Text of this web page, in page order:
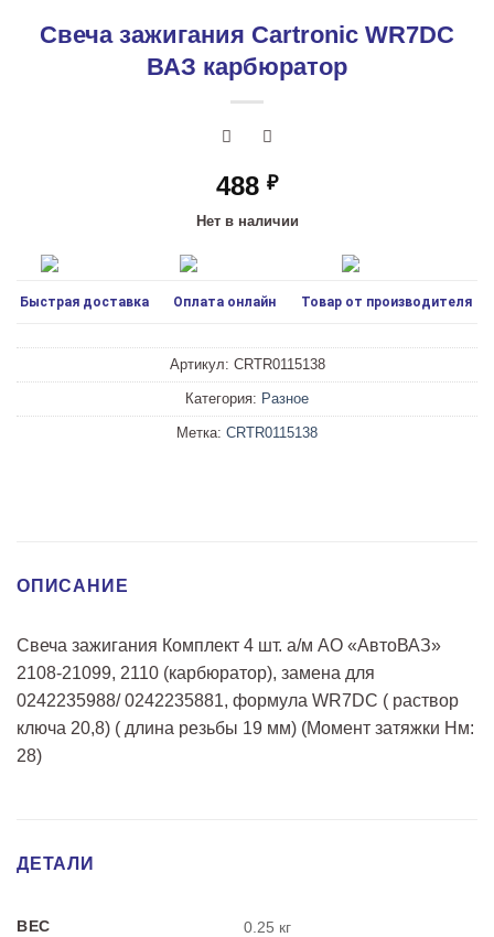
Свеча зажигания Cartronic WR7DC
ВАЗ карбюратор
488 ₽
Нет в наличии
Быстрая доставка Оплата онлайн Товар от производителя
Артикул: CRTR0115138
Категория: Разное
Метка: CRTR0115138
ОПИСАНИЕ
Свеча зажигания Комплект 4 шт. а/м АО «АвтоВАЗ»
2108-21099, 2110 (карбюратор), замена для
0242235988/ 0242235881, формула WR7DC ( раствор
ключа 20,8) ( длина резьбы 19 мм) (Момент затяжки Нм:
28)
ДЕТАЛИ
ВЕС
0.25 кг